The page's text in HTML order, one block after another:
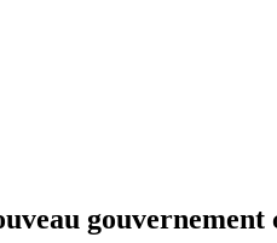
gouvernement